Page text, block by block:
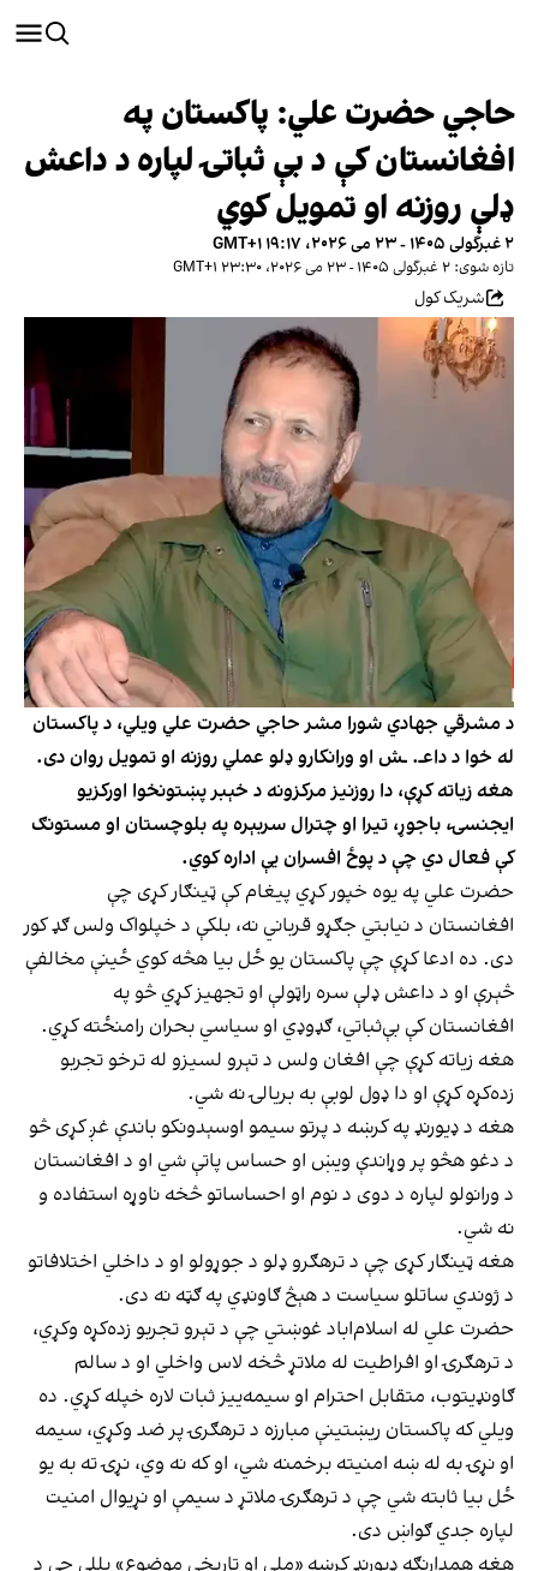
حاجي حضرت علي: پاکستان په
افغانستان کې د بې ثباتۍ لپاره د داعش
ډلې روزنه او تمویل کوي
۲ غبرگولی ۱۴۰۵ - ۲۳ می ۲۰۲۶، ۱۹:۱۷ GMT+۱
تازه شوی: ۲ غبرگولی ۱۴۰۵ - ۲۳ می ۲۰۲۶، ۲۳:۳۰ GMT+۱
شریک کول
د مشرقي جهادي شورا مشر حاجي حضرت علي ویلي، د پاکستان
له خوا د داعـ. ـش او ورانکارو ډلو عملي روزنه او تمویل روان دی.
هغه زیاته کړې، دا روزنیز مرکزونه د خېبر پښتونخوا اورکزیو
ایجنسۍ، باجوړ، تیرا او چترال سربېره په بلوچستان او مستونګ
کې فعال دي چې د پوځ افسران یې اداره کوي.
حضرت علي په یوه خپور کړي پیغام کې ټینګار کړی چې
افغانستان د نیابتي جګړو قرباني نه، بلکې د خپلواک ولس ګډ کور
دی. ده ادعا کړې چې پاکستان یو ځل بیا هڅه کوي ځینې مخالفې
څېرې او د داعش ډلې سره راټولې او تجهیز کړي څو په
افغانستان کې بې‌ثباتي، ګډوډي او سیاسي بحران رامنځته کړي.
هغه زیاته کړې چې افغان ولس د تېرو لسیزو له ترخو تجربو
زده‌کړه کړې او دا ډول لوبې به بریالۍ نه شي.
هغه د ډیورنډ په کرښه د پرتو سیمو اوسېدونکو باندې غږ کړی څو
د دغو هڅو پر وړاندې ویښ او حساس پاتې شي او د افغانستان
د ورانولو لپاره د دوی د نوم او احساساتو څخه ناوړه استفاده و
نه شي.
هغه ټینګار کړی چې د ترهګرو ډلو د جوړولو او د داخلي اختلافاتو
د ژوندي ساتلو سیاست د هېڅ ګاونډي په ګټه نه دی.
حضرت علي له اسلام‌اباد غوښتي چې د تېرو تجربو زده‌کړه وکړي،
د ترهګرۍ او افراطیت له ملاتړ څخه لاس واخلي او د سالم
ګاونډیتوب، متقابل احترام او سیمه‌ییز ثبات لاره خپله کړي. ده
ویلي که پاکستان ریښتینې مبارزه د ترهګرۍ پر ضد وکړي، سیمه
او نړۍ به له ښه امنیته برخمنه شي، او که نه وي، نړۍ ته به یو
ځل بیا ثابته شي چې د ترهګرۍ ملاتړ د سیمې او نړیوال امنیت
لپاره جدي ګواښ دی.
هغه همدارنګه ډیورنډ کرښه «ملي او تاریخي موضوع» بللې چې د